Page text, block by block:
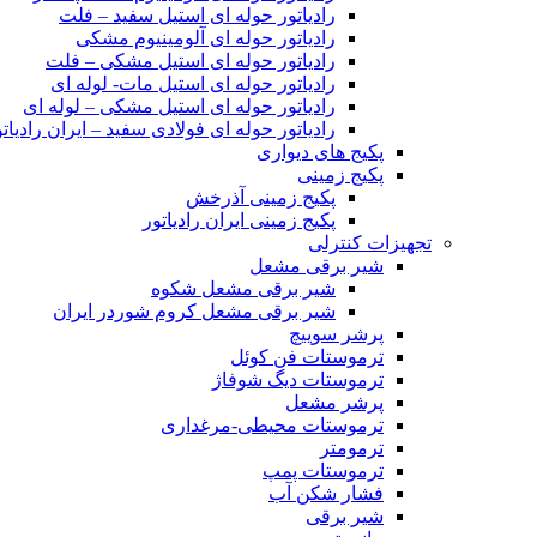
رادیاتور حوله ای استیل سفید – فلت
رادیاتور حوله ای آلومینیوم مشکی
رادیاتور حوله ای استیل مشکی – فلت
رادیاتور حوله ای استیل مات- لوله ای
رادیاتور حوله ای استیل مشکی – لوله ای
رادیاتور حوله ای فولادی سفید – ایران
پکیج های دیواری
پکیج زمینی
پکیج زمینی آذرخش
پکیج زمینی ایران رادیاتور
تجهیزات کنترلی
شیر برقی مشعل
شیر برقی مشعل شکوه
شیر برقی مشعل کروم شوردر ایران
پرشر سوییچ
ترموستات فن کوئل
ترموستات دیگ شوفاژ
پرشر مشعل
ترموستات محیطی-مرغداری
ترمومتر
ترموستات پمپ
فشار شکن آب
شیر برقی